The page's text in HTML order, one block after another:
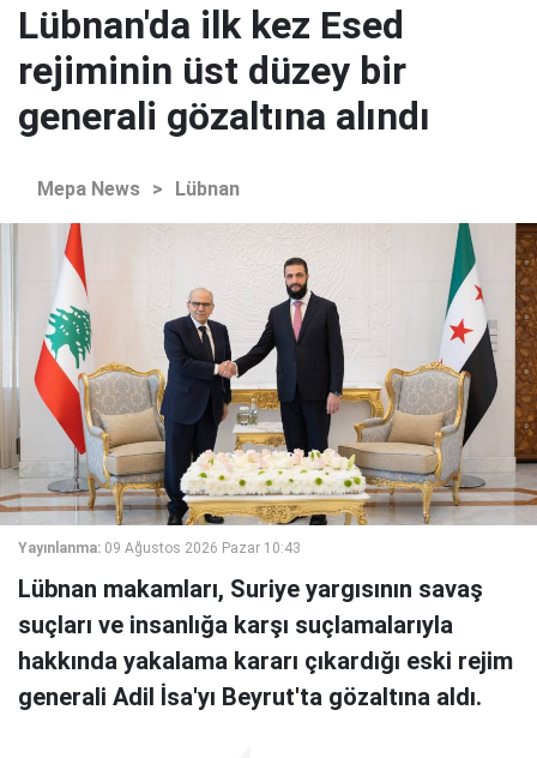
Lübnan'da ilk kez Esed
rejiminin üst düzey bir
generali gözaltına alındı
Mepa News > Lübnan
Yayınlanma: 09 Ağustos 2026 Pazar 10:43
Lübnan makamları, Suriye yargısının savaş
suçları ve insanlığa karşı suçlamalarıyla
hakkında yakalama kararı çıkardığı eski rejim
generali Adil İsa'yı Beyrut'ta gözaltına aldı.